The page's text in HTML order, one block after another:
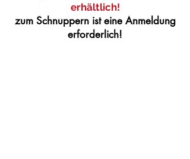
erhältlich!
zum Schnuppern ist eine Anmeldung
erforderlich!